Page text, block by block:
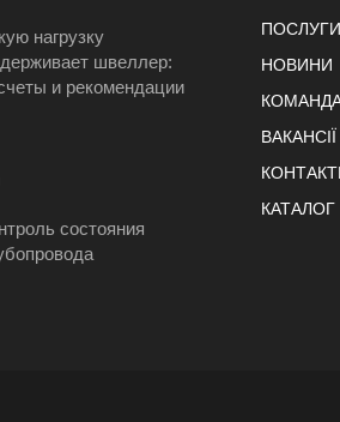
нагрузку
швеллер:
и рекомендации
состояния
ПОСЛУГИ
НОВИНИ
ВАКАНСІЇ
КАТАЛОГ